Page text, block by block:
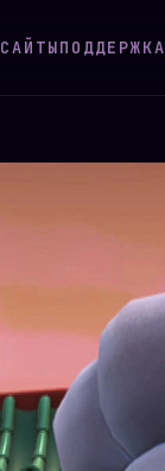
САЙТЫПОДДЕРЖКА